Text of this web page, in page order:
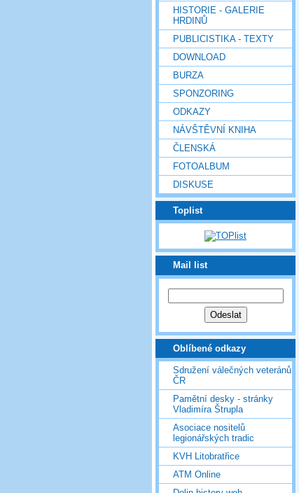
HISTORIE - GALERIE
HRDINŮ
PUBLICISTIKA - TEXTY
DOWNLOAD
BURZA
SPONZORING
ODKAZY
NÁVŠTĚVNÍ KNIHA
ČLENSKÁ
FOTOALBUM
DISKUSE
Toplist
Mail list
Oblíbené odkazy
Sdružení válečných veteránů
ČR
Pamětní desky - stránky
Vladimíra Štrupla
Asociace nositelů
legionářských tradic
KVH Litobratřice
ATM Online